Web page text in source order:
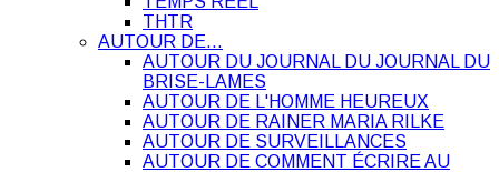
THTR
AUTOUR DE…
AUTOUR DU JOURNAL DU JOURNAL DU
BRISE-LAMES
AUTOUR DE L'HOMME HEUREUX
AUTOUR DE RAINER MARIA RILKE
AUTOUR DE SURVEILLANCES
AUTOUR DE COMMENT ÉCRIRE AU